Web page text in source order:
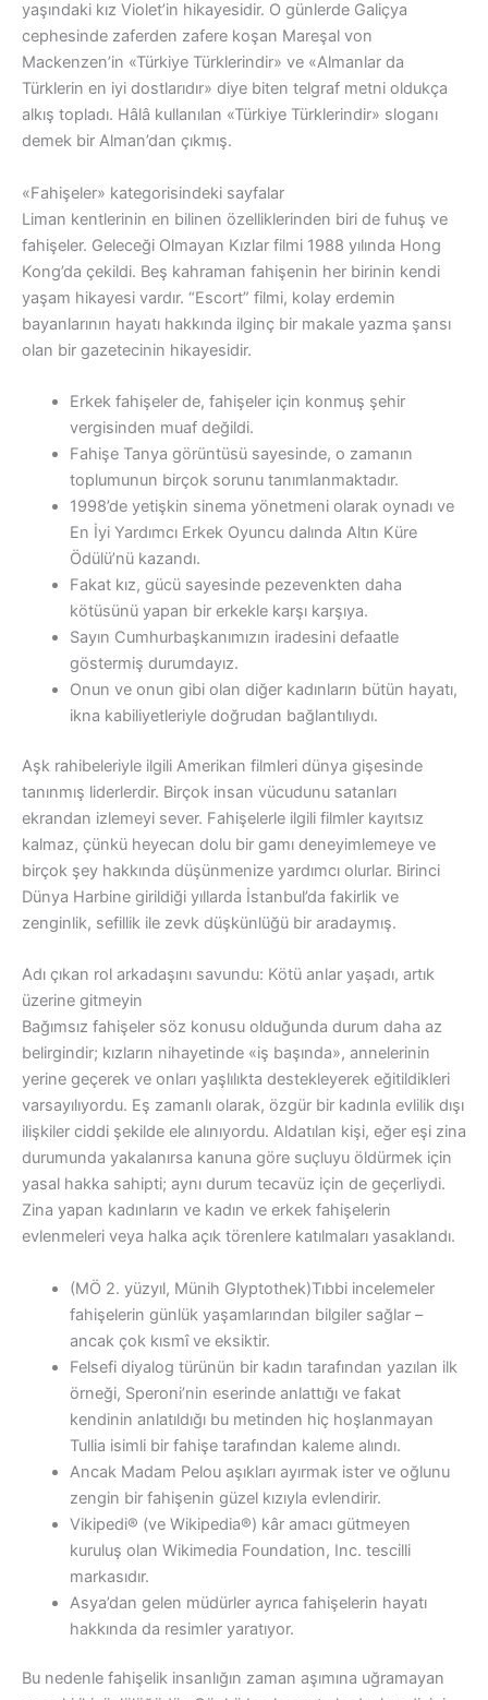
yaşındaki kız Violet’in hikayesidir. O günlerde Galiçya
cephesinde zaferden zafere koşan Mareşal von
Mackenzen’in «Türkiye Türklerindir» ve «Almanlar da
Türklerin en iyi dostlarıdır» diye biten telgraf metni oldukça
alkış topladı. Hâlâ kullanılan «Türkiye Türklerindir» sloganı
demek bir Alman’dan çıkmış.
«Fahişeler» kategorisindeki sayfalar
Liman kentlerinin en bilinen özelliklerinden biri de fuhuş ve
fahişeler. Geleceği Olmayan Kızlar filmi 1988 yılında Hong
Kong’da çekildi. Beş kahraman fahişenin her birinin kendi
yaşam hikayesi vardır. “Escort” filmi, kolay erdemin
bayanlarının hayatı hakkında ilginç bir makale yazma şansı
olan bir gazetecinin hikayesidir.
Erkek fahişeler de, fahişeler için konmuş şehir
vergisinden muaf değildi.
Fahişe Tanya görüntüsü sayesinde, o zamanın
toplumunun birçok sorunu tanımlanmaktadır.
1998’de yetişkin sinema yönetmeni olarak oynadı ve
En İyi Yardımcı Erkek Oyuncu dalında Altın Küre
Ödülü’nü kazandı.
Fakat kız, gücü sayesinde pezevenkten daha
kötüsünü yapan bir erkekle karşı karşıya.
Sayın Cumhurbaşkanımızın iradesini defaatle
göstermiş durumdayız.
Onun ve onun gibi olan diğer kadınların bütün hayatı,
ikna kabiliyetleriyle doğrudan bağlantılıydı.
Aşk rahibeleriyle ilgili Amerikan filmleri dünya gişesinde
tanınmış liderlerdir. Birçok insan vücudunu satanları
ekrandan izlemeyi sever. Fahişelerle ilgili filmler kayıtsız
kalmaz, çünkü heyecan dolu bir gamı ​​deneyimlemeye ve
birçok şey hakkında düşünmenize yardımcı olurlar. Birinci
Dünya Harbine girildiği yıllarda İstanbul’da fakirlik ve
zenginlik, sefillik ile zevk düşkünlüğü bir aradaymış.
Adı çıkan rol arkadaşını savundu: Kötü anlar yaşadı, artık
üzerine gitmeyin
Bağımsız fahişeler söz konusu olduğunda durum daha az
belirgindir; kızların nihayetinde «iş başında», annelerinin
yerine geçerek ve onları yaşlılıkta destekleyerek eğitildikleri
varsayılıyordu. Eş zamanlı olarak, özgür bir kadınla evlilik dışı
ilişkiler ciddi şekilde ele alınıyordu. Aldatılan kişi, eğer eşi zina
durumunda yakalanırsa kanuna göre suçluyu öldürmek için
yasal hakka sahipti; aynı durum tecavüz için de geçerliydi.
Zina yapan kadınların ve kadın ve erkek fahişelerin
evlenmeleri veya halka açık törenlere katılmaları yasaklandı.
(MÖ 2. yüzyıl, Münih Glyptothek)Tıbbi incelemeler
fahişelerin günlük yaşamlarından bilgiler sağlar –
ancak çok kısmî ve eksiktir.
Felsefi diyalog türünün bir kadın tarafından yazılan ilk
örneği, Speroni’nin eserinde anlattığı ve fakat
kendinin anlatıldığı bu metinden hiç hoşlanmayan
Tullia isimli bir fahişe tarafından kaleme alındı.
Ancak Madam Pelou aşıkları ayırmak ister ve oğlunu
zengin bir fahişenin güzel kızıyla evlendirir.
Vikipedi® (ve Wikipedia®) kâr amacı gütmeyen
kuruluş olan Wikimedia Foundation, Inc. tescilli
markasıdır.
Asya’dan gelen müdürler ayrıca fahişelerin hayatı
hakkında da resimler yaratıyor.
Bu nedenle fahişelik insanlığın zaman aşımına uğramayan